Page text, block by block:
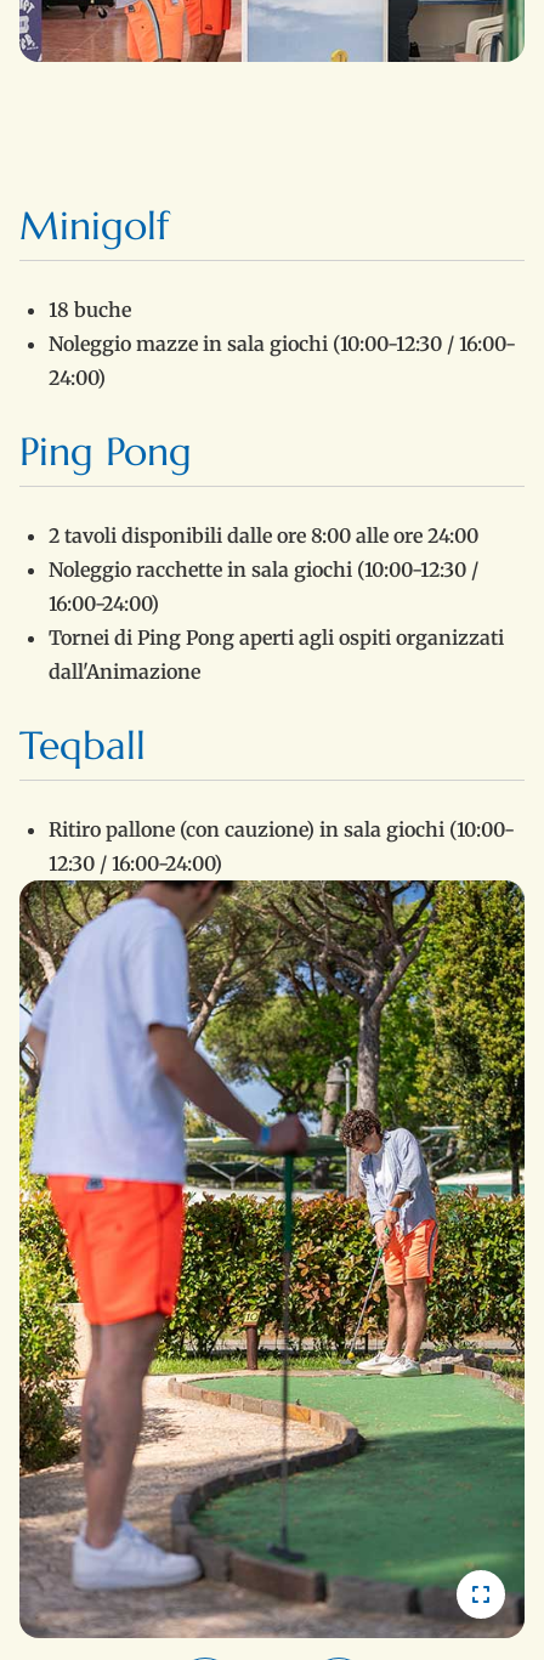
Minigolf
18 buche
Noleggio mazze in sala giochi (10:00-12:30 / 16:00-
24:00)
Ping Pong
2 tavoli disponibili dalle ore 8:00 alle ore 24:00
Noleggio racchette in sala giochi (10:00-12:30 /
16:00-24:00)
Tornei di Ping Pong aperti agli ospiti organizzati
dall'Animazione
Teqball
Ritiro pallone (con cauzione) in sala giochi (10:00-
12:30 / 16:00-24:00)